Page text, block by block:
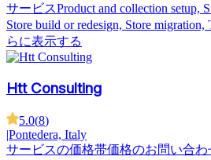
サービスProduct and collection setup,
Store build or redesign, Store migration,
らに表示する
Htt Consulting
5.0(8)
|Pontedera, Italy
サービスの価格帯価格のお問い合わ